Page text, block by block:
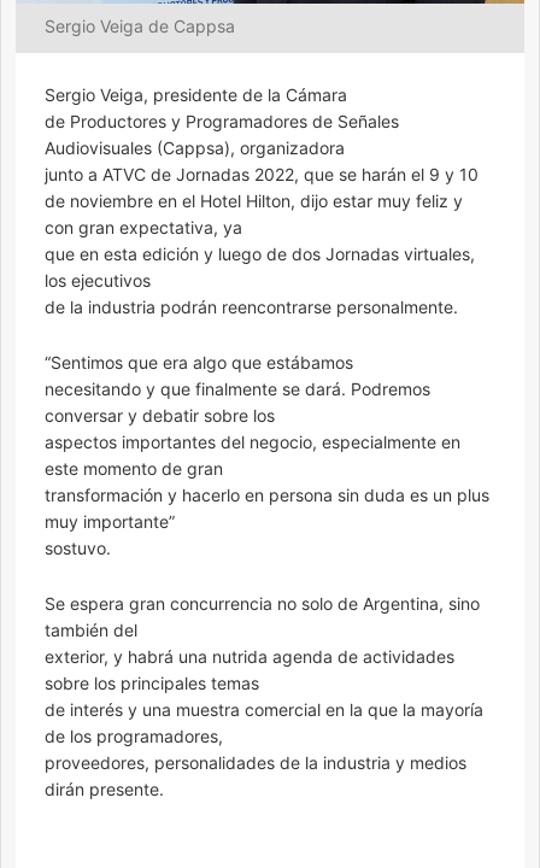
Sergio Veiga de Cappsa
Sergio Veiga, presidente de la Cámara
de Productores y Programadores de Señales
Audiovisuales (Cappsa), organizadora
junto a ATVC de Jornadas 2022, que se harán el 9 y 10
de noviembre en el Hotel Hilton, dijo estar muy feliz y
con gran expectativa, ya
que en esta edición y luego de dos Jornadas virtuales,
los ejecutivos
de la industria podrán reencontrarse personalmente.
“Sentimos que era algo que estábamos
necesitando y que finalmente se dará. Podremos
conversar y debatir sobre los
aspectos importantes del negocio, especialmente en
este momento de gran
transformación y hacerlo en persona sin duda es un plus
muy importante”
sostuvo.
Se espera gran concurrencia no solo de Argentina, sino
también del
exterior, y habrá una nutrida agenda de actividades
sobre los principales temas
de interés y una muestra comercial en la que la mayoría
de los programadores,
proveedores, personalidades de la industria y medios
dirán presente.